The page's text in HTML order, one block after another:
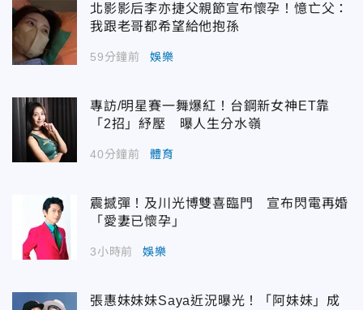
北影影后李亦捷父親節宣布懷孕！憶亡父：
我跟老哥都希望給他抱孫
59分鐘前 娛樂
專訪/明星賽一舞爆紅！台鋼新女神ET靠
「2招」紓壓 曝人生分水嶺
40分鐘前 體育
震撼彈！及川光博雙喜臨門 宣布閃電再婚
「愛妻已懷孕」
3小時前 娛樂
張惠妹妹妹Saya近況曝光！「阿妹妹」成